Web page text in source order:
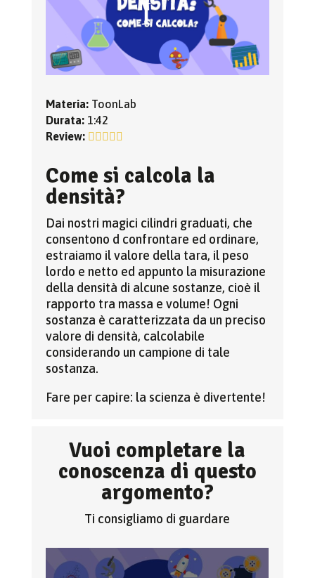
Materia:ToonLab
Durata:1:42
Review:
Come si calcola la
densità?
Dai nostri magici cilindri graduati, che
consentono d confrontare ed ordinare,
estraiamo il valore della tara, il peso
lordo e netto ed appunto la misurazione
della densità di alcune sostanze, cioè il
rapporto tra massa e volume! Ogni
sostanza è caratterizzata da un preciso
valore di densità, calcolabile
considerando un campione di tale
sostanza.
Fare per capire: la scienza è divertente!
Vuoi completare la
conoscenza di questo
argomento?
Ti consigliamo di guardare